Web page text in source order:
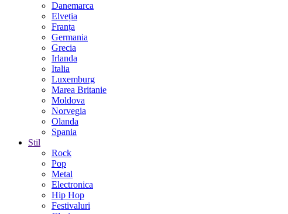
Danemarca
Elveția
Franța
Germania
Grecia
Irlanda
Italia
Luxemburg
Marea Britanie
Moldova
Norvegia
Olanda
Spania
Stil
Rock
Pop
Metal
Electronica
Hip Hop
Festivaluri